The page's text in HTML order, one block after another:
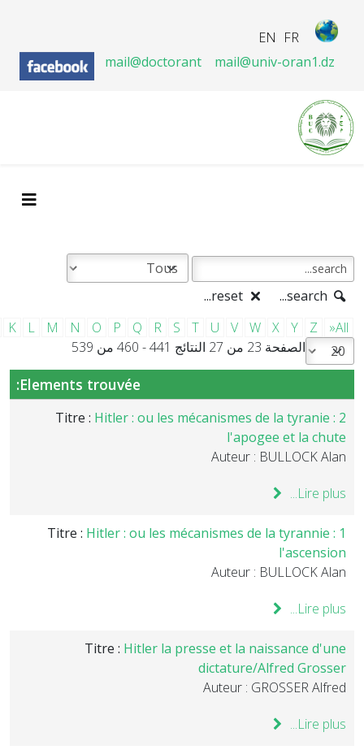
FR
EN
mail@doctorant
mail@univ-oran1.dz
K
L M N O P Q R S T U V W X Y Z
»All
الصفحة 23 من 27 النتائج 441 - 460 من 539
Elements trouvée:
Titre : Hitler : ou les mécanismes de la tyranie : 2
l'apogee et la chute
Auteur : BULLOCK Alan
Lire plus...
Titre : Hitler : ou les mécanismes de la tyrannie : 1
l'ascension
Auteur : BULLOCK Alan
Lire plus...
Titre : Hitler la presse et la naissance d'une
dictature/Alfred Grosser
Auteur : GROSSER Alfred
Lire plus...